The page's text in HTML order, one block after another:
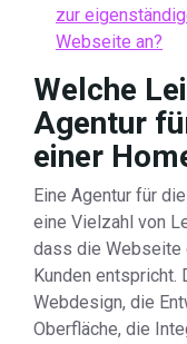
zur
Webseite an?
Welche
Agentur
einer
Eine Agentur für
eine Vielzahl von
dass die Webseite
Kunden entspricht.
Webdesign, die
Oberfläche, die